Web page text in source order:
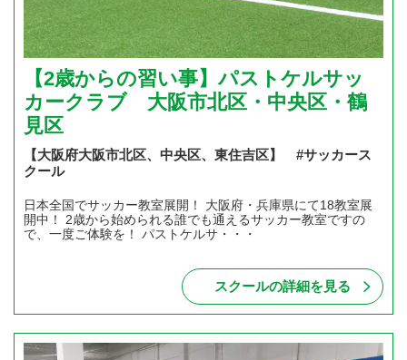
【2歳からの習い事】パストケルサッ
カークラブ 大阪市北区・中央区・鶴
見区
【大阪府大阪市北区、中央区、東住吉区】 #サッカース
クール
日本全国でサッカー教室展開！ 大阪府・兵庫県にて18教室展
開中！ 2歳から始められる誰でも通えるサッカー教室ですの
で、一度ご体験を！ パストケルサ・・・
スクールの詳細を見る